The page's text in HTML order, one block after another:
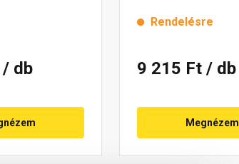
/ db
Rendelésre
9 215 Ft / db
Megnézem